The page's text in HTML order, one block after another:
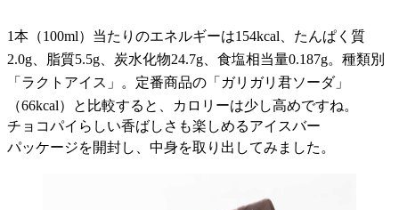
1本（100ml）当たりのエネルギーは154kcal、たんぱく質
2.0g、脂質5.5g、炭水化物24.7g、食塩相当量0.187g。種類別
「ラクトアイス」。定番商品の「ガリガリ君ソーダ」
（66kcal）と比較すると、カロリーは少し高めですね。
チョコパイらしい香ばしさも楽しめるアイスバー
パッケージを開封し、中身を取り出してみました。